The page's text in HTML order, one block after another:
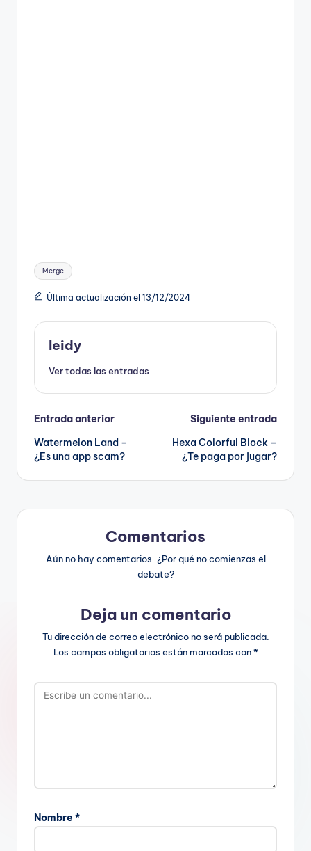
Etiquetas:
Merge
Última actualización el 13/12/2024
leidy
Ver todas las entradas
Navegación
de
entradas
Entrada anterior
Watermelon Land –
¿Es una app scam?
Siguiente entrada
Hexa Colorful Block –
¿Te paga por jugar?
Comentarios
Aún no hay comentarios. ¿Por qué no comienzas el
debate?
Deja un comentario
Tu dirección de correo electrónico no será publicada.
Los campos obligatorios están marcados con*
Nombre *